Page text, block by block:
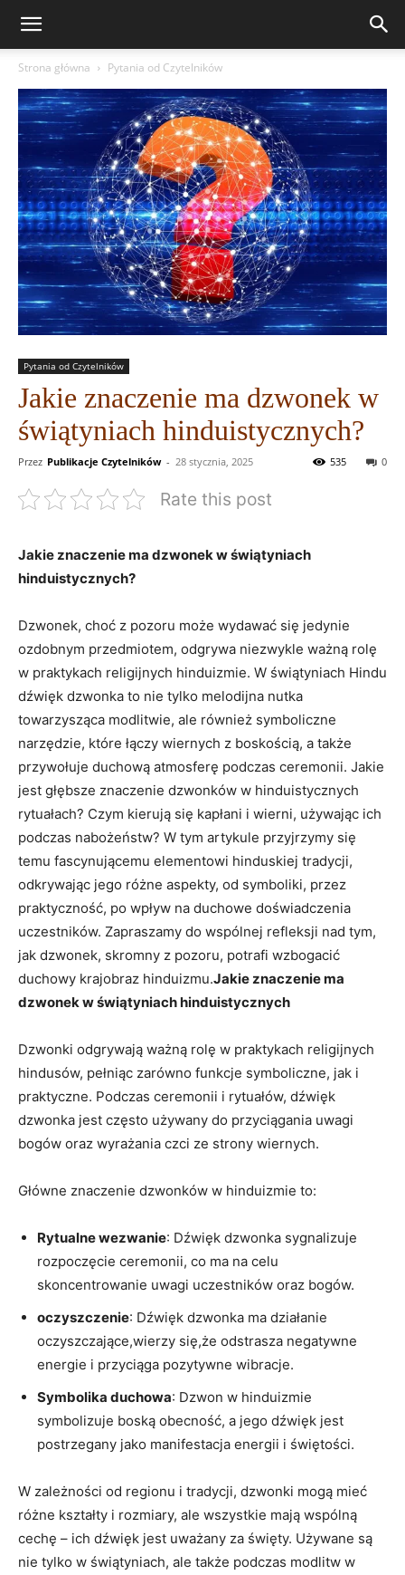
Strona główna Pytania od Czytelników
Pytania od Czytelników
Jakie znaczenie ma dzwonek w
świątyniach hinduistycznych?
Przez Publikacje Czytelników - 28 stycznia, 2025 0
535
Rate this post
Jakie znaczenie ma dzwonek w świątyniach
hinduistycznych?
Dzwonek, choć z pozoru może wydawać⁤ się jedynie
ozdobnym przedmiotem, odgrywa niezwykle ważną rolę
w praktykach religijnych hinduizmie. ‌W świątyniach ⁤Hindu
dźwięk dzwonka ​to nie tylko melodijna nutka
towarzysząca modlitwie, ale również symboliczne
narzędzie, które łączy wiernych z boskością, a także
przywołuje duchową ⁢atmosferę podczas ceremonii. Jakie
jest głębsze znaczenie dzwonków w hinduistycznych
rytuałach? Czym kierują się‍ kapłani i wierni, używając ich
podczas nabożeństw?⁣ W tym artykule przyjrzymy się​
temu fascynującemu elementowi hinduskiej tradycji,
odkrywając​ jego‍ różne aspekty,‍ od symboliki, przez
praktyczność, po wpływ na duchowe doświadczenia
uczestników. Zapraszamy do wspólnej refleksji nad tym,
jak⁤ dzwonek,‍ skromny ‍z pozoru, potrafi wzbogacić
duchowy krajobraz hinduizmu.Jakie ‌znaczenie ma
dzwonek w świątyniach hinduistycznych
Dzwonki odgrywają ważną rolę w ⁣praktykach religijnych
hindusów,⁣ pełniąc ⁢zarówno funkcje symboliczne, jak i
praktyczne. Podczas ceremonii ⁣i rytuałów, dźwięk​
dzwonka jest często używany do przyciągania uwagi
bogów oraz wyrażania czci ze strony wiernych.
Główne znaczenie dzwonków ⁢w hinduizmie to:
Rytualne wezwanie: Dźwięk​ dzwonka ⁢sygnalizuje⁢
rozpoczęcie ceremonii, co​ ma na celu
skoncentrowanie uwagi uczestników oraz bogów.
oczyszczenie: Dźwięk⁤ dzwonka ma działanie
oczyszczające,wierzy się,że odstrasza negatywne
energie i przyciąga pozytywne wibracje.
Symbolika ⁣duchowa: Dzwon w hinduizmie
symbolizuje boską obecność,‌ a jego dźwięk jest
postrzegany jako manifestacja energii i świętości.
W ⁤zależności od regionu i tradycji, dzwonki mogą mieć
różne kształty i rozmiary, ale wszystkie mają wspólną
cechę – ich dźwięk‌ jest uważany za święty. Używane są
nie tylko w świątyniach,⁣ ale ⁢także podczas modlitw w